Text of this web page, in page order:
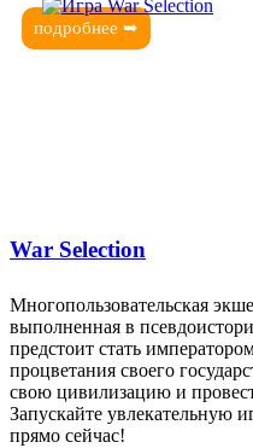
подробнее ➥
War Selection
Многопользовательская
выполненная в
предстоит стать
процветания своего
свою цивилизацию и
Запускайте увлекательную
прямо сейчас!